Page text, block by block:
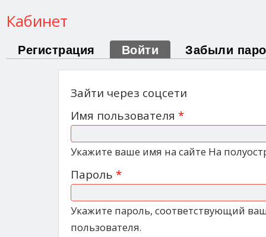
Кабинет
Первая колонка
Регистрация Войти (активная
Забыли
Зайти через соцсети
Имя пользователя*
Укажите ваше имя на сайте На
Пароль*
Укажите пароль, соответствующий
пользователя.